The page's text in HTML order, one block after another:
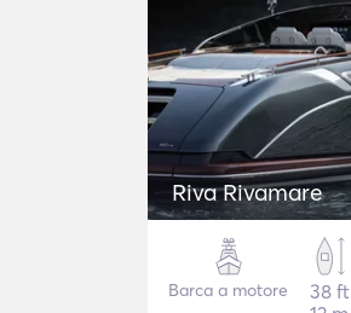
Riva Rivamare
Barca a motore
38 ft